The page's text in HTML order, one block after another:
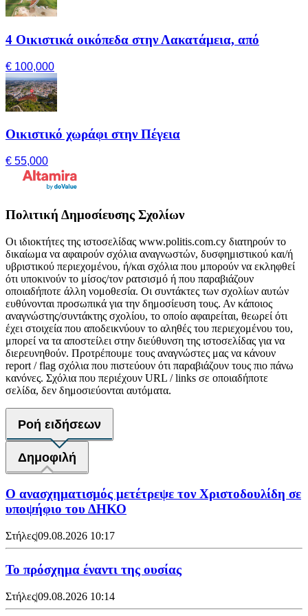
4 Οικιστικά οικόπεδα στην Λακατάμεια, από
€ 100,000
Οικιστικό χωράφι στην Πέγεια
€ 55,000
Πολιτική Δημοσίευσης Σχολίων
Οι ιδιοκτήτες της ιστοσελίδας www.politis.com.cy διατηρούν το
δικαίωμα να αφαιρούν σχόλια αναγνωστών, δυσφημιστικού και/ή
υβριστικού περιεχομένου, ή/και σχόλια που μπορούν να εκληφθεί
ότι υποκινούν το μίσος/τον ρατσισμό ή που παραβιάζουν
οποιαδήποτε άλλη νομοθεσία. Οι συντάκτες των σχολίων αυτών
ευθύνονται προσωπικά για την δημοσίευση τους. Αν κάποιος
αναγνώστης/συντάκτης σχολίου, το οποίο αφαιρείται, θεωρεί ότι
έχει στοιχεία που αποδεικνύουν το αληθές του περιεχομένου του,
μπορεί να τα αποστείλει στην διεύθυνση της ιστοσελίδας για να
διερευνηθούν. Προτρέπουμε τους αναγνώστες μας να κάνουν
report / flag σχόλια που πιστεύουν ότι παραβιάζουν τους πιο πάνω
κανόνες. Σχόλια που περιέχουν URL / links σε οποιαδήποτε
σελίδα, δεν δημοσιεύονται αυτόματα.
Ροή ειδήσεων
Δημοφιλή
Ο ανασχηματισμός μετέτρεψε τον Χριστοδουλίδη σε
υποψήφιο του ΔΗΚΟ
Στήλες|09.08.2026 10:17
Το πρόσχημα έναντι της ουσίας
Στήλες|09.08.2026 10:14